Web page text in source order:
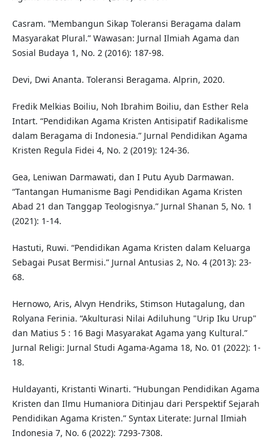
Casram. “Membangun Sikap Toleransi Beragama dalam
Masyarakat Plural.” Wawasan: Jurnal Ilmiah Agama dan
Sosial Budaya 1, No. 2 (2016): 187-98.
Devi, Dwi Ananta. Toleransi Beragama. Alprin, 2020.
Fredik Melkias Boiliu, Noh Ibrahim Boiliu, dan Esther Rela
Intart. “Pendidikan Agama Kristen Antisipatif Radikalisme
dalam Beragama di Indonesia.” Jurnal Pendidikan Agama
Kristen Regula Fidei 4, No. 2 (2019): 124-36.
Gea, Leniwan Darmawati, dan I Putu Ayub Darmawan.
“Tantangan Humanisme Bagi Pendidikan Agama Kristen
Abad 21 dan Tanggap Teologisnya.” Jurnal Shanan 5, No. 1
(2021): 1-14.
Hastuti, Ruwi. “Pendidikan Agama Kristen dalam Keluarga
Sebagai Pusat Bermisi.” Jurnal Antusias 2, No. 4 (2013): 23-
68.
Hernowo, Aris, Alvyn Hendriks, Stimson Hutagalung, dan
Rolyana Ferinia. “Akulturasi Nilai Adiluhung "Urip Iku Urup"
dan Matius 5 : 16 Bagi Masyarakat Agama yang Kultural.”
Jurnal Religi: Jurnal Studi Agama-Agama 18, No. 01 (2022): 1-
18.
Huldayanti, Kristanti Winarti. “Hubungan Pendidikan Agama
Kristen dan Ilmu Humaniora Ditinjau dari Perspektif Sejarah
Pendidikan Agama Kristen.” Syntax Literate: Jurnal Ilmiah
Indonesia 7, No. 6 (2022): 7293-7308.